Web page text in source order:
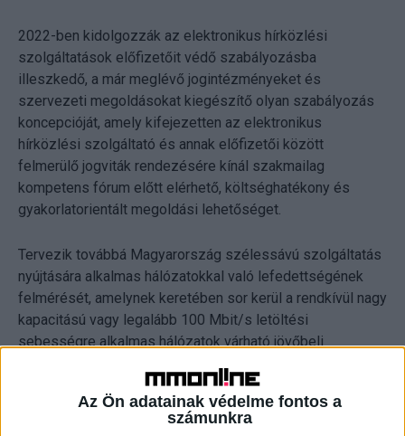
Az Ön adatainak védelme fontos a
számunkra
2022-ben kidolgozzák az elektronikus hírközlési
szolgáltatások előfizetőit védő szabályozásba
illeszkedő, a már meglévő jogintézményeket és
szervezeti megoldásokat kiegészítő olyan szabályozás
koncepcióját, amely kifejezetten az elektronikus
hírközlési szolgáltató és annak előfizetői között
felmerülő jogviták rendezésére kínál szakmailag
kompetens fórum előtt elérhető, költséghatékony és
gyakorlatorientált megoldási lehetőséget.
Tervezik továbbá Magyarország szélessávú szolgáltatás
nyújtására alkalmas hálózatokkal való lefedettségének
felmérését, amelynek keretében sor kerül a rendkívül nagy
kapacitású vagy legalább 100 Mbit/s letöltési
sebességre alkalmas hálózatok várható jövőbeli
A piacelemzési tevékenység során több, a jelentős piaci